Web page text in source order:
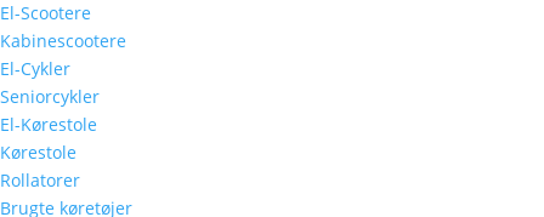
El-Scootere
Kabinescootere
El-Cykler
Seniorcykler
El-Kørestole
Kørestole
Rollatorer
Brugte køretøjer